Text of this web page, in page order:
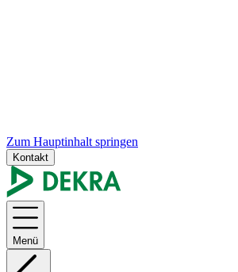
Zum Hauptinhalt springen
Kontakt
Menü